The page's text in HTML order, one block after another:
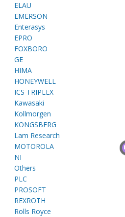
ELAU
EMERSON
Enterasys
EPRO
FOXBORO
GE
HIMA
HONEYWELL
ICS TRIPLEX
Kawasaki
Kollmorgen
KONGSBERG
Lam Research
MOTOROLA
NI
Others
PLC
PROSOFT
REXROTH
Rolls Royce